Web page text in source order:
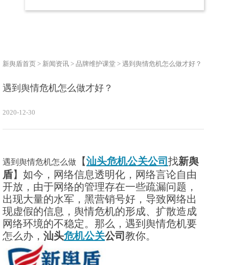
新舆盾首页 > 新闻资讯 > 品牌维护课堂 > 遇到舆情危机怎么做才好？
遇到舆情危机怎么做才好？
2020-12-30
遇到舆情危机怎么做 【汕头危机公关公司 找新舆
盾】如今，网络信息透明化，网络言论自由
开放，由于网络的管理存在一些疏漏问题，
出现大量的水军，黑营销号好，导致网络出
现虚假的信息，舆情危机的形成、扩散造成
网络环境的不稳定。那么，遇到舆情危机要
怎么办， 汕头危机公关公司 教你。